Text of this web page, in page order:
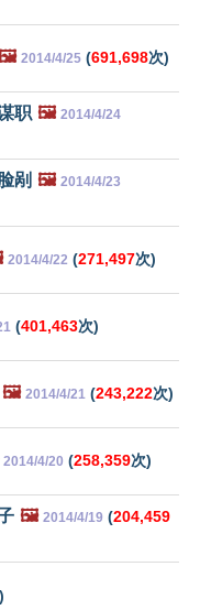
2014/4/25 (691,698次)
职 🖼️ 2014/4/24
剐 🖼️ 2014/4/23
2014/4/22 (271,497次)
(401,463次)
🖼️ 2014/4/21 (243,222次)
2014/4/20 (258,359次)
🖼️ 2014/4/19 (204,459